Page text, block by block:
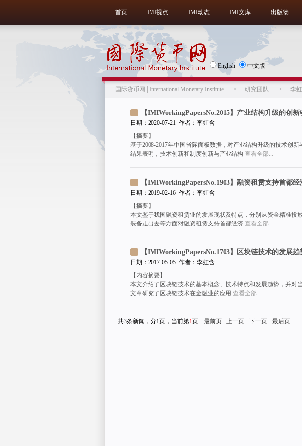
首页 IMI视点 IMI动态 IMI文库 出版物
English 中文版
国际货币网│International Monetary Institute > 研究团队 > 李
日期：2020-07-21 作者：李虹含
【摘要】
基于2008-2017年中国省际面板数据，对产业结构升级的技术创
结果表明，技术创新和制度创新与产业结构 查看全部...
【IMIWorkingPapersNo.1903】融资租赁支持首都
日期：2019-02-16 作者：李虹含
【摘要】
本文鉴于我国融资租赁业的发展现状及特点，分别从资金精准投
装备走出去等方面对融资租赁支持首都经济 查看全部...
【IMIWorkingPapersNo.1703】区块链技术的发展
日期：2017-05-05 作者：李虹含
【内容摘要】
本文介绍了区块链技术的基本概念、技术特点和发展趋势，并对
文章研究了区块链技术在金融业的应用 查看全部...
共3条新闻，分1页，当前第1页 最前页 上一页 下一页 最后页